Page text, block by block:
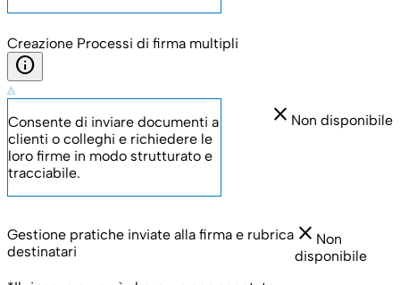
Creazione Processi di firma multipli
info
Consente di inviare documenti a
clienti o colleghi e richiedere le
loro firme in modo strutturato e
tracciabile.
close Non disponibile
Gestione pratiche inviate alla firma e rubrica
destinatari
close Non
disponibile